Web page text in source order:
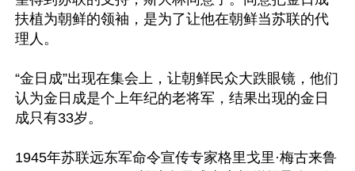
扶植为朝鲜的领袖，是为了让他在朝鲜当苏联的代
理人。
“金日成”出现在集会上，让朝鲜民众大跌眼镜，他们
认为金日成是个上年纪的老将军，结果出现的金日
成只有33岁。
1945年苏联远东军命令宣传专家格里戈里·梅古来鲁